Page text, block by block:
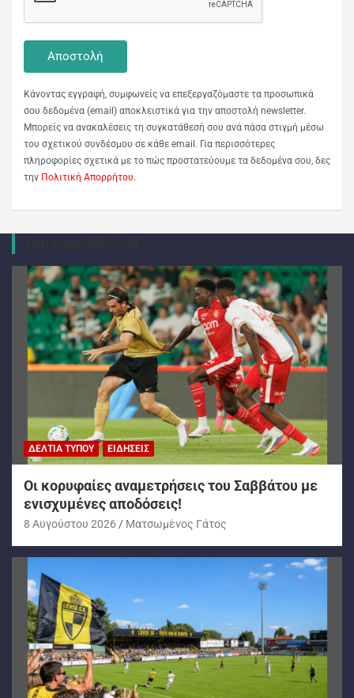
Κάνοντας εγγραφή, συμφωνείς να επεξεργαζόμαστε τα προσωπικά
σου δεδομένα (email) αποκλειστικά για την αποστολή newsletter.
Μπορείς να ανακαλέσεις τη συγκατάθεσή σου ανά πάσα στιγμή μέσω
του σχετικού συνδέσμου σε κάθε email. Για περισσότερες
πληροφορίες σχετικά με το πώς προστατεύουμε τα δεδομένα σου, δες
την Πολιτική Απορρήτου.
ΔΕΛΤΊΑ ΤΎΠΟΥ ΕΙΔΉΣΕΙΣ
Oι κορυφαίες αναμετρήσεις του Σαββάτου με
ενισχυμένες αποδόσεις!
8 Αυγούστου 2026 Ματσωμένος Γάτος